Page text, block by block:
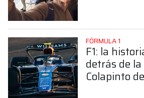
FÓRMULA 1
F1: la
detrás de
Colapinto